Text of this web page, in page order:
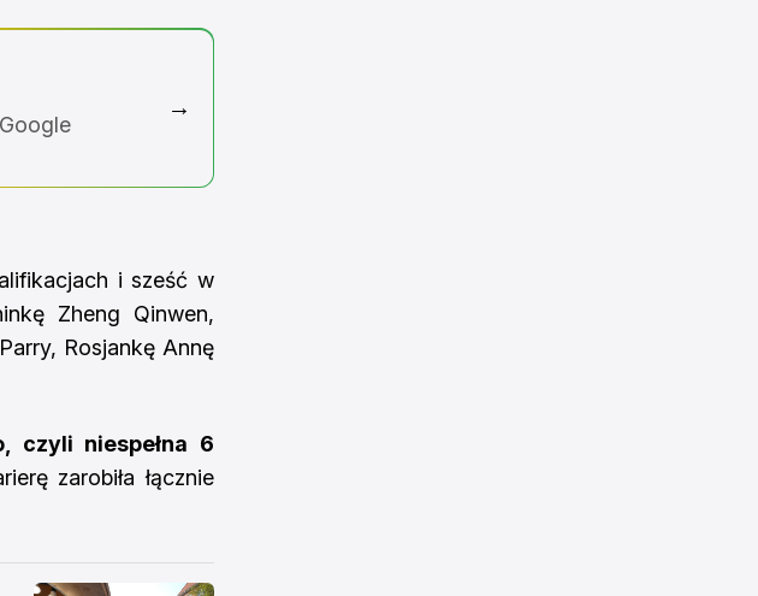
→
i sześć w
Zheng Qinwen,
Rosjankę Annę
czyli niespełna 6
zarobiła łącznie